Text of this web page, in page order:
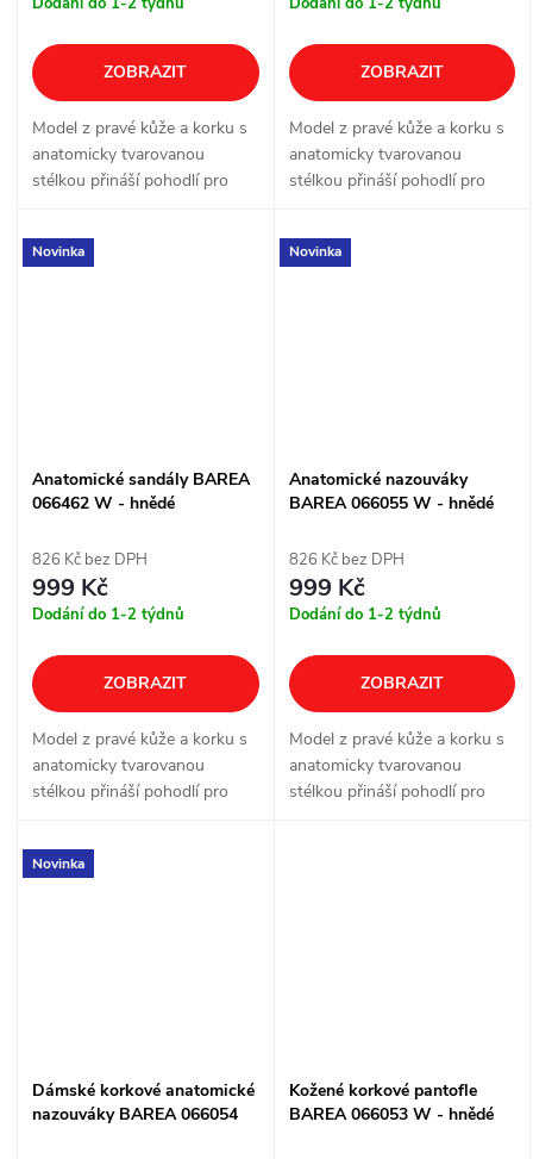
ZOBRAZIT
Model z pravé kůže a korku s
anatomicky tvarovanou
stélkou přináší pohodlí pro
práci i ve volném čase. Kožený
pásek přispívá k pohodlnému
ZOBRAZIT
Model z pravé kůže a korku s
anatomicky tvarovanou
stélkou přináší pohodlí pro
práci i ve volném čase.
Nastavitelná přezka pomáhá
Novinka
Anatomické sandály BAREA
066462 W - hnědé
826 Kč bez DPH
999 Kč
Dodání do 1-2 týdnů
ZOBRAZIT
Model z pravé kůže a korku s
anatomicky tvarovanou
stélkou přináší pohodlí pro
práci i ve volném čase. Tři
nastavitelné přezky pomáhají
Novinka
Anatomické nazouváky
BAREA 066055 W - hnědé
826 Kč bez DPH
999 Kč
Dodání do 1-2 týdnů
ZOBRAZIT
Model z pravé kůže a korku s
anatomicky tvarovanou
stélkou přináší pohodlí pro
Novinka
Dámské korkové anatomické
nazouváky BAREA 066054
Kožené korkové pantofle
BAREA 066053 W - hnědé